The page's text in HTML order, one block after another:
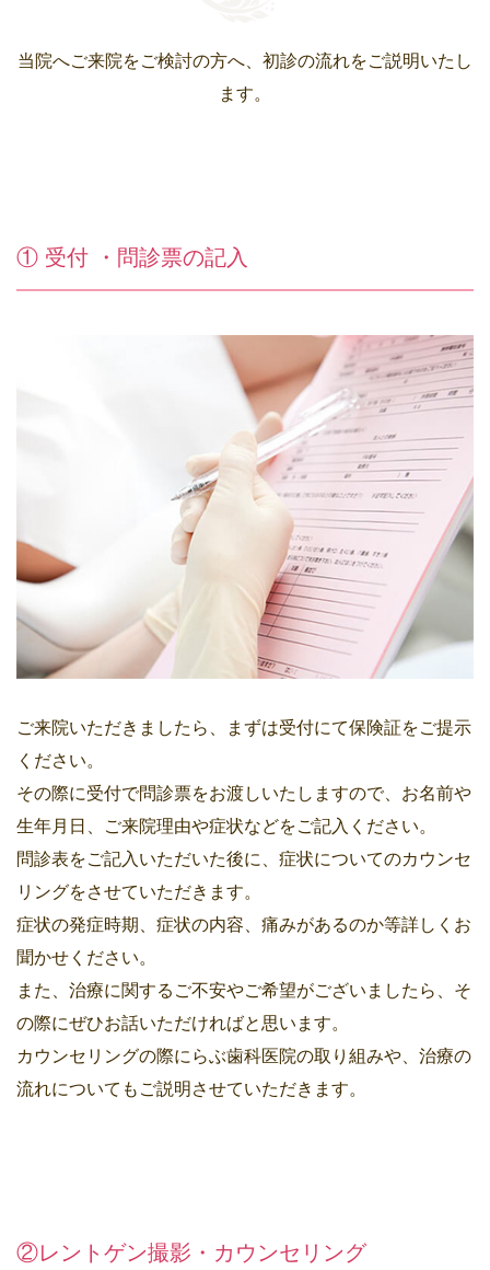
当院へご来院をご検討の方へ、初診の流れをご説明いたし
ます。
① 受付 ・問診票の記入
ご来院いただきましたら、まずは受付にて保険証をご提示
ください。
その際に受付で問診票をお渡しいたしますので、お名前や
生年月日、ご来院理由や症状などをご記入ください。
問診表をご記入いただいた後に、症状についてのカウンセ
リングをさせていただきます。
症状の発症時期、症状の内容、痛みがあるのか等詳しくお
聞かせください。
また、治療に関するご不安やご希望がございましたら、そ
の際にぜひお話いただければと思います。
カウンセリングの際にらぶ歯科医院の取り組みや、治療の
流れについてもご説明させていただきます。
②レントゲン撮影・カウンセリング